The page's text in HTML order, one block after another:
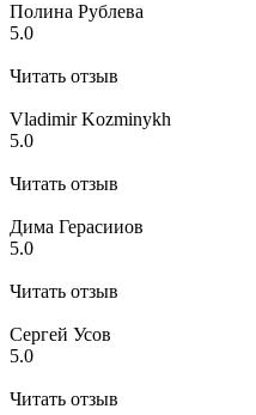
Полина Рублева
5.0
Читать отзыв
Vladimir Kozminykh
5.0
Читать отзыв
Дима Герасииов
5.0
Читать отзыв
​Сергей Усов
5.0
Читать отзыв